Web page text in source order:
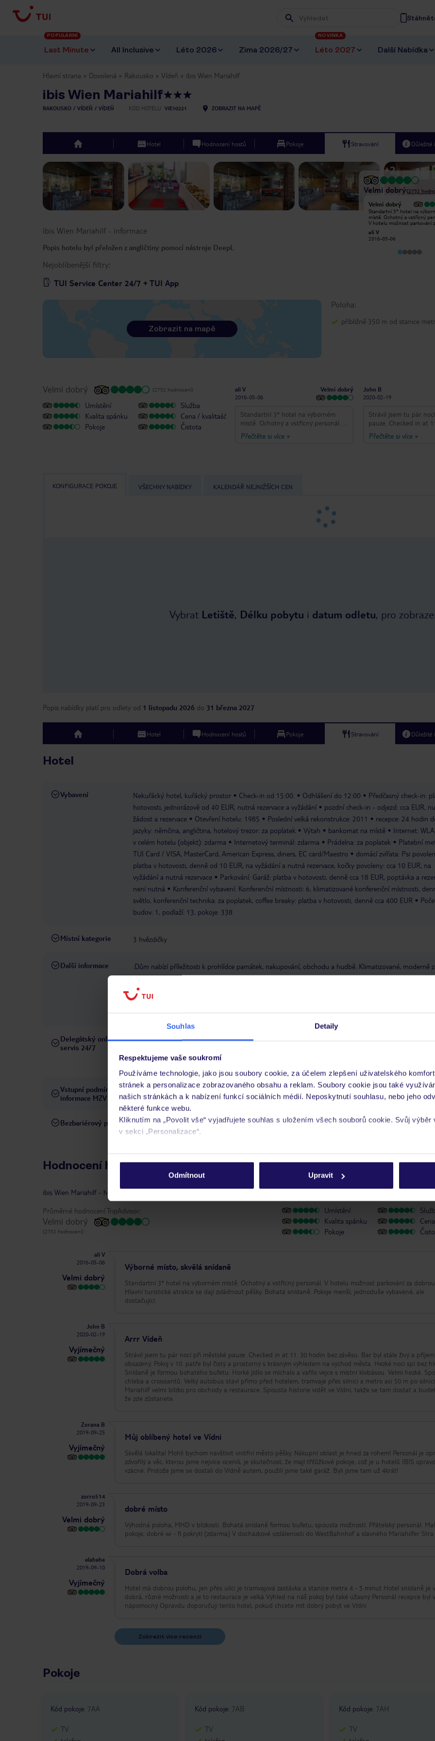
Souhlas Detaily
Respektujeme vaše soukromí
Používáme technologie, jako jsou soubory cookie, za účelem zlepšení uživatelského
stránek a personalizace zobrazovaného obsahu a reklam. Soubory cookie jsou také
našich stránkách a k nabízení funkcí sociálních médií. Neposkytnutí souhlasu, nebo jeho
některé funkce webu.
Kliknutím na „Povolit vše“ vyjadřujete souhlas s uložením všech souborů cookie. Svůj
v sekci „Personalizace“.
Podrobné informace o souborech cookie naleznete vzásadách používání souborů cookie
Odmítnout
Upravit
Wpisz frazę, której szukasz
Last Minute
POPULÁRNÍ
All Inclusive Léto 2026 Zima 2026/27 Léto 2027
NOVINKA
Další Nabídka
Hlavní strana Dovolená Rakousko Vídeň ibis Wien Mariahilf
ibis Wien Mariahilf
RAKOUSKO VÍDEŇ VÍDEŇ KÓD HOTELU VIE10221 ZOBRAZIT NA MAPĚ
top Hotel Hodnocení hostů Pokoje Stravování Důležité
+2
Velmi dobrý(2752
Vyjímečný
Hotel má dobrou polohu, jen přes
Velmi dobrý
Standartní 3* hotel na
místě. Ochotný a vstřícný
V hotelu možnost parkování
atrakce se dají zvládnout pěšky.
Bohatá snídaně. Pokoje menší,
ali V
2016-05-06
ibis Wien Mariahilf- informace
Popis hotelu byl přeložen z angličtiny pomocí nástroje DeepL
Nejoblíbenější filtry:
TUI Service Center 24/7 + TUI App
Poloha:
přibližně 350 m od stanice
Zobrazit na mapě
Velmi dobrý (2752 hodnocení)
Umístění
Kvalita spánku
Pokoje
Služba
Cena / kvalitaść
Čistota
ali V
2016-05-06
Velmi dobrý
Standartní 3* hotel na výborném
místě. Ochotný a vstřícný personál. V
hotelu možnost parkování za dobrou
cenu. Hlavní turistické atrakce se dají
Přečtěte si více »
John B
2020-02-19
Strávil jsem tu pár
pauze. Checked in at
bez závěsu. Bar byl
obsazený. Pokoj v 10.
Přečtěte si více»
KONFIGURACE POKOJE VŠECHNY NABÍDKY KALENDÁŘ NEJNIŽŠÍCH CEN
Vybrat Letiště, Délku pobytu i datum odletu, pro
Popis nabídky platí pro odlety od 1 listopadu 2026 do 31 března 2027
top Hotel Hodnocení hostů Pokoje Stravování Důležité
Hotel
Vybavení Nekuřácký hotel, kuřácký prostor Check-in od 15:00. Odhlášení do 12:00
Předčasný check-in:
hotovosti, jednorázově od 40 EUR, nutná rezervace a vyžádání
pozdní check-in - odjezd: cca EUR,
žádost a rezervace
Otevření hotelu: 1985 Poslední velká rekonstrukce: 2011
recepce: 24 hodin
jazyky: němčina, angličtina, hotelový trezor: za poplatek
Výtah bankomat na místě
Internet:
v celém hotelu (objekt): zdarma
Internetový terminál: zdarma Prádelna: za poplatek
Platební
TUI Card / VISA, MasterCard, American Express, diners, EC card/Maestro
domácí zvířata: Psi
platba v hotovosti, denně od 10 EUR, na vyžádání a nutná rezervace, kočky povoleny: cca 10 EUR, na
vyžádání a nutná rezervace
Parkování: Garáž: platba v hotovosti, denně cca 18 EUR, poptávka a
není nutná
Konferenční vybavení: Konferenční místnosti: 6, klimatizované konferenční místnosti,
světlo, konferenční technika: za poplatek, coffee breaky: platba v hotovosti, denně cca 400 EUR
budov: 1, podlaží: 13, pokoje: 338
Místní kategorie 3 hvězdičky
Další informace
:Dům nabízí příležitosti k prohlídce památek, nakupování, obchodu a hudbě. Klimatizované, moderně
pokoje.
Od 1. května 2025 budou všichni hosté starší 15 let v Salcbursku povinně platit poplatek za
mobilitu ve výši 0,50 €/osoba/noc. Tento poplatek se vybírá na místě, přímo v hotelu. Na oplátku hosté
Guest Mobility Ticket, který je opravňuje k bezplatnému používání veřejné dopravy v celé spolkové zemi
Salcbursko. Jízdenku obdržíte od hostitele při prvním přenocování.
Delegátský online
servis 24/7
Ve Vámi rezervovaném hotelu je péče poskytována pouze prostřednictvím TUI Service Center 24/7:
pobytových místech a jazykových požadavcích naleznete na www.tui.cz v záložce
Vstupní podmínky a
informace MZV
Přečtěte si vstupní podmínky a informace MZV týkající se země, do které cestujete.
Bezbariérový přístup Hotel není vhodný pro osoby se zdravotním postižením
Hodnocení hostů
ibis Wien Mariahilf - hodnocení
Průměrné hodnocení TripAdvisor:
Velmi dobrý
(2752 hodnocení)
Umístění
Kvalita spánku
Pokoje
ali V
2016-05-06
Velmi dobrý
Výborné místo, skvělá snídaně
Standartní 3* hotel na výborném místě. Ochotný a vstřícný personál. V hotelu možnost parkování za dobrou
Hlavní turistické atrakce se dají zvládnout pěšky. Bohatá snídaně. Pokoje menší, jednoduše vybavené, ale
dostačující.
John B
2020-02-19
Vyjímečný
Arrr Vídeň
Strávil jsem tu pár nocí při městské pauze. Checked in at 11. 30 hodin bez závěsu. Bar byl stále živý a příjem
obsazený. Pokoj v 10. patře byl čistý a prostorný s krásným výhledem na východ města. Hezké noci spí bez
Snídaně je formou bohatého bufetu. Horké jídlo se míchalo a vařilo vejce s místní klobásou. Velmi hezké.
chleba a croissantů. Velký autobus staví přímo před hotelem, tramvaje přes silnici a metro asi 50 m po silnici.
Mariahilf velmi blízko pro obchody a restaurace. Spousta historie vidět ve Vídni, takže se tam dostat a
že zde zůstanete.
Zorana B
2019-09-25
Vyjímečný
Můj oblíbený hotel ve Vídni
Skvělá lokalita! Mohli bychom navštívit vnitřní město pěšky. Nákupní oblast je hned za rohem! Personál je
zdvořilý a věc, kterou jsme nejvíce ocenili, je skutečnost, že mají třílůžkové pokoje, což je u hotelů IBIS
vzácné. Protože jsme se dostali do Vídně autem, použili jsme také garáž. Byli jsme tam už 4krát!
zorro514
2019-09-23
Velmi dobrý
dobré místo
Výhodná poloha, MHD v blízkosti. Bohatá snídaně formou bufetu, spousta možností. Přátelský personál.
pokoje, dobré wi - fi pokrytí (zdarma) V docházkové vzdálenosti do WestBahnhof a slavného Mariahilfer Stra
elahehe
2019-09-10
Vyjímečný
Dobrá volba
Hotel má dobrou polohu, jen přes ulici je tramvajová zastávka a stanice metra 4 - 5 minut Hotel snídaně je
dobrá, různé možnosti a je to restaurace je velká Výhled na náš pokoj byl také úžasný Personál recepce byl
nápomocný Opravdu doporučuji tento hotel, pokud chcete mít dobrý pobyt ve Vídni
Zobrazit více recenzí
Pokoje
Kód pokoje: 7AA
TV
Kód pokoje: 7AB
TV
Kód pokoje: 7AH
TV